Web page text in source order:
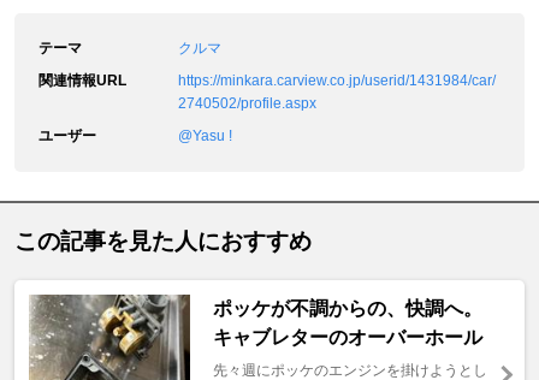
テーマ
クルマ
関連情報URL
https://minkara.carview.co.jp/userid/1431984/car/
2740502/profile.aspx
ユーザー
@Yasu !
この記事を見た人におすすめ
ポッケが不調からの、快調へ。
キャブレターのオーバーホール
先々週にポッケのエンジンを掛けようとし